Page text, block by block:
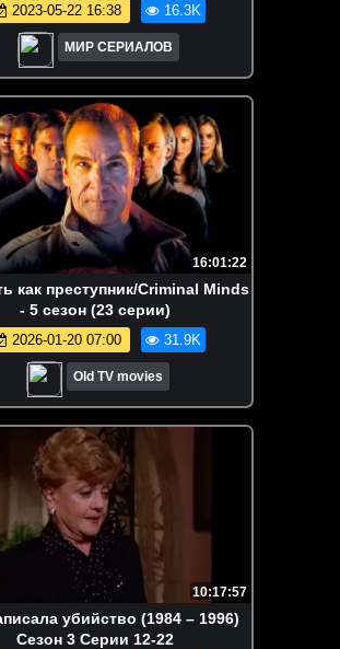
2023-05-22 16:38 16.3K
МИР СЕРИАЛОВ
16:01:22
как преступник/Criminal Minds
- 5 сезон (23 серии)
2026-01-20 07:00 31.9K
Old TV movies
10:17:57
убийство (1984 – 1996)
Сезон 3 Серии 12-22